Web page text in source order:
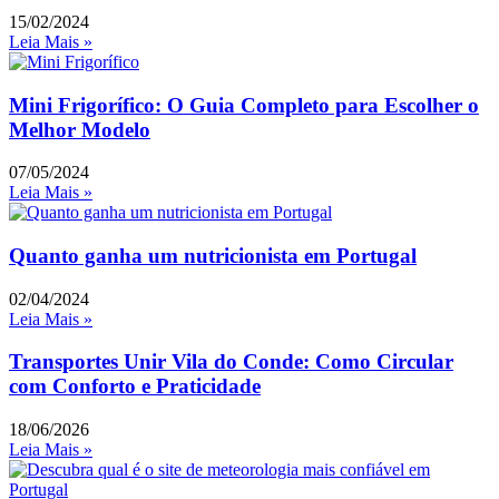
15/02/2024
Leia Mais »
Mini Frigorífico: O Guia Completo para Escolher o
Melhor Modelo
07/05/2024
Leia Mais »
Quanto ganha um nutricionista em Portugal
02/04/2024
Leia Mais »
Transportes Unir Vila do Conde: Como Circular
com Conforto e Praticidade
18/06/2026
Leia Mais »